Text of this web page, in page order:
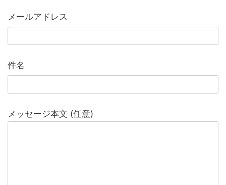
メールアドレス
件名
メッセージ本文 (任意)